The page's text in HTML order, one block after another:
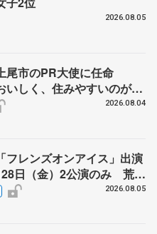
2026.08.05
尾市のPR大使に任命
いしく、住みやすいのが魅
2026.08.04
フレンズオンアイス」出演
日（金）2公演のみ 荒川
ロデュース、20周年のアイ
2026.08.05